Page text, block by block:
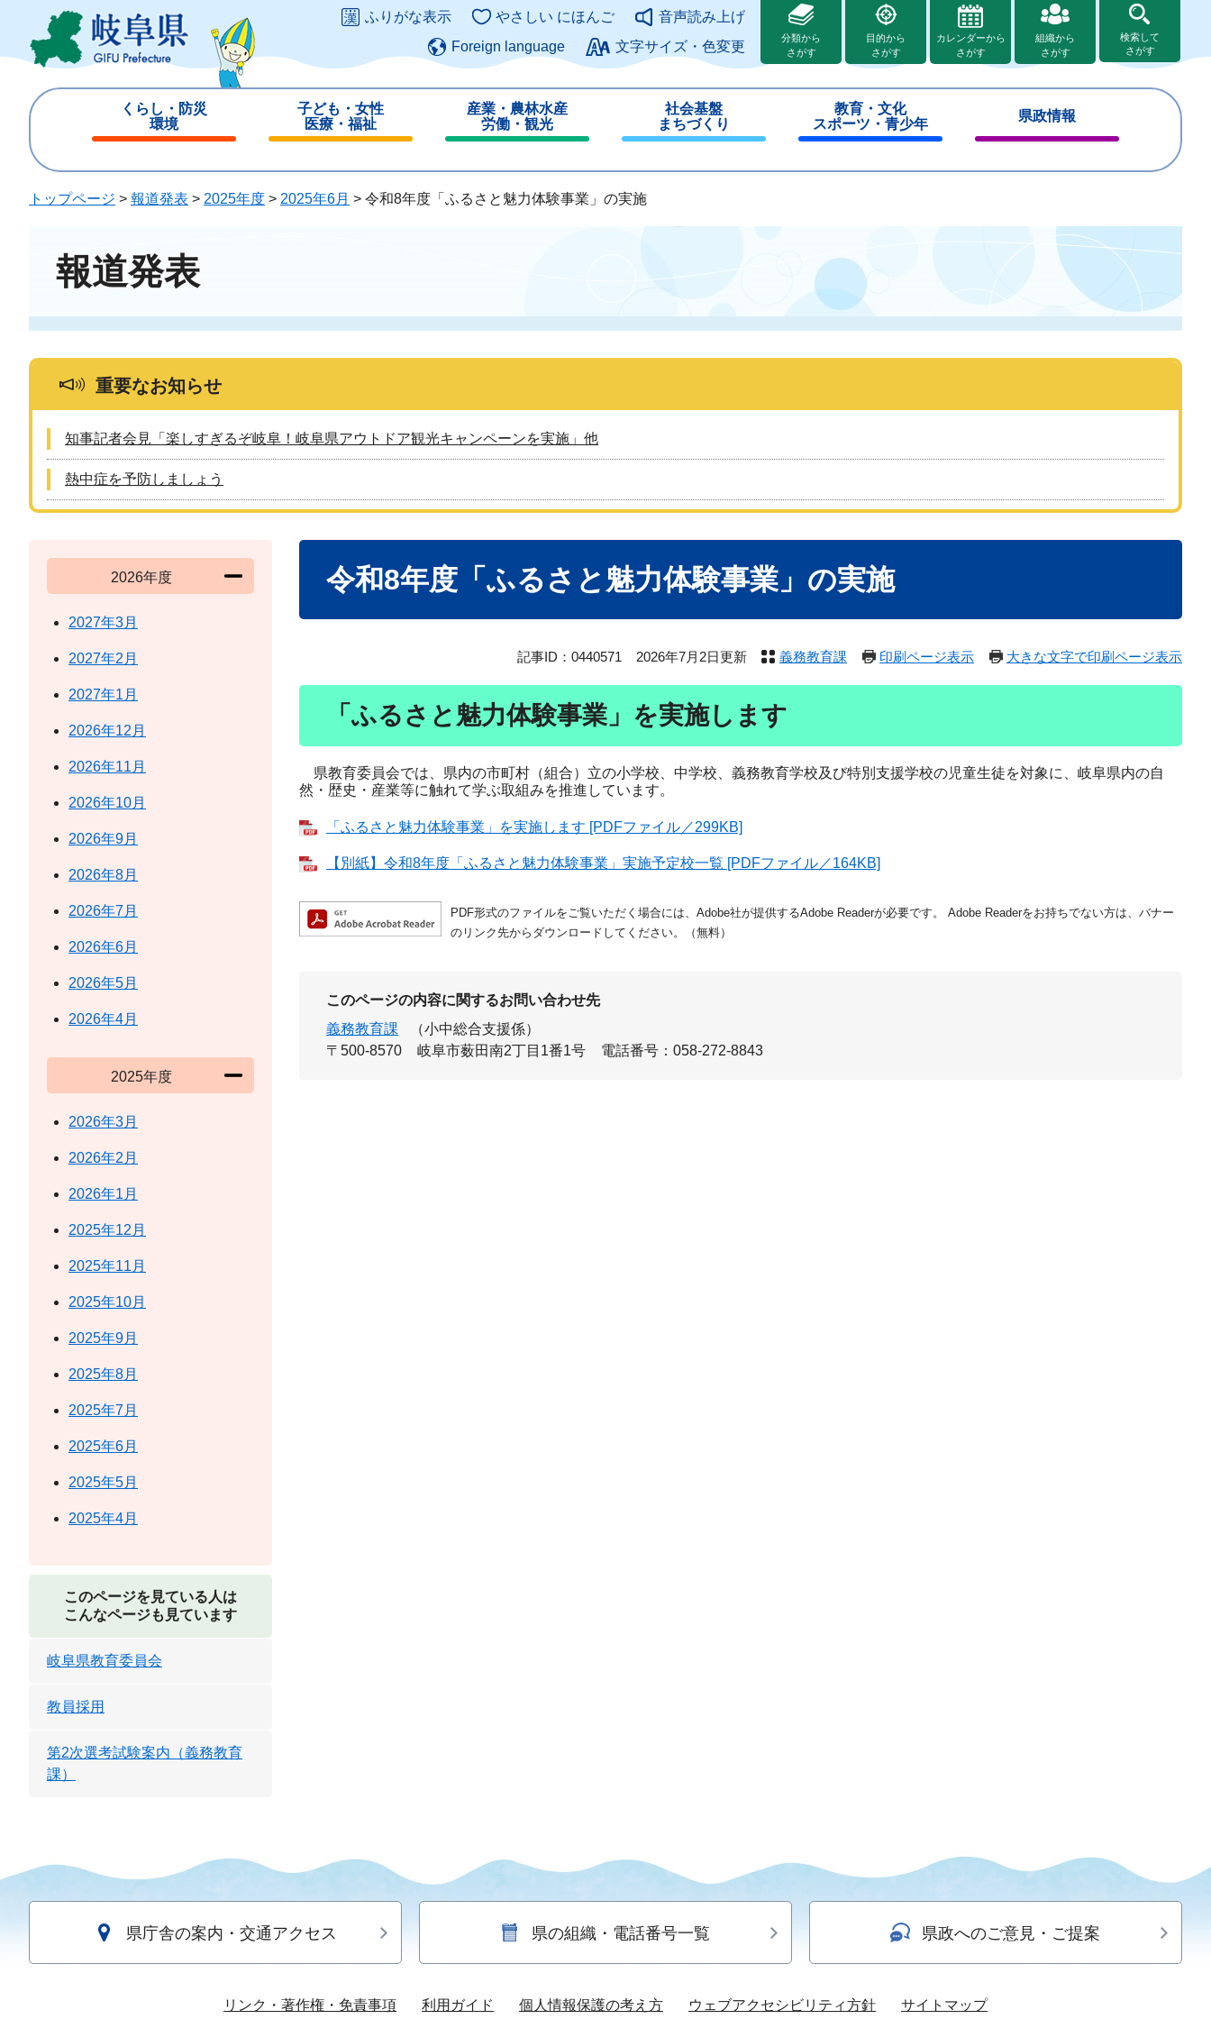
ジ
ュ
このページの本文へ
ふりがな表示 やさしい にほんご
音声読み上げ
Foreign language
文字サイズ・色変更
分類から
さがす
目的から
さがす
カレンダーから
さがす
組織から
さがす
検索して
さがす
くらし・防災
環境
じ
子ども・女性
医療・福祉
じ
る
産業・農林水産
労働・観光
じ
社会基盤
まちづくり
じ
る
教育・文化
スポーツ・青少年
じ
県政情報
じ
トップページ > 報道発表 > 2025年度 > 2025年6月 > 令和8年度「ふるさと魅力体験事業」の実施
報道発表
重要なお知らせ
知事記者会見「楽しすぎるぞ岐阜！岐阜県アウトドア観光キャンペーンを実施」他
熱中症を予防しましょう
令和8年度「ふるさと魅力体験事業」の実施
記事ID：0440571 2026年7月2日更新 義務教育課 印刷ページ表示 大きな文字で印刷ページ表示
「ふるさと魅力体験事業」を実施します
県教育委員会では、県内の市町村（組合）立の小学校、中学校、義務教育学校及び特別支援学校の児童生徒を対象に、岐阜県内の自
然・歴史・産業等に触れて学ぶ取組みを推進しています。
「ふるさと魅力体験事業」を実施します [PDFファイル／299KB]
【別紙】令和8年度「ふるさと魅力体験事業」実施予定校一覧 [PDFファイル／164KB]
PDF形式のファイルをご覧いただく場合には、Adobe社が提供するAdobe Readerが必要です。
Adobe Readerをお持ちでない方は、バナー
のリンク先からダウンロードしてください。（無料）
このページの内容に関するお問い合わせ先
義務教育課
（小中総合支援係）
〒500-8570
岐阜市薮田南2丁目1番1号 電話番号：058-272-8843
2026年度
2027年3月
2027年2月
2027年1月
2026年12月
2026年11月
2026年10月
2026年9月
2026年8月
2026年7月
2026年6月
2026年5月
2026年4月
2025年度
2026年3月
2026年2月
2026年1月
2025年12月
2025年11月
2025年10月
2025年9月
2025年8月
2025年7月
2025年6月
2025年5月
2025年4月
このページを見ている人は
こんなページも見ています
岐阜県教育委員会
教員採用
第2次選考試験案内（義務教育
課）
県庁舎の案内・交通アクセス 県の組織・電話番号一覧 県政へのご意見・ご提案
リンク・著作権・免責事項 利用ガイド 個人情報保護の考え方 ウェブアクセシビリティ方針 サイトマップ